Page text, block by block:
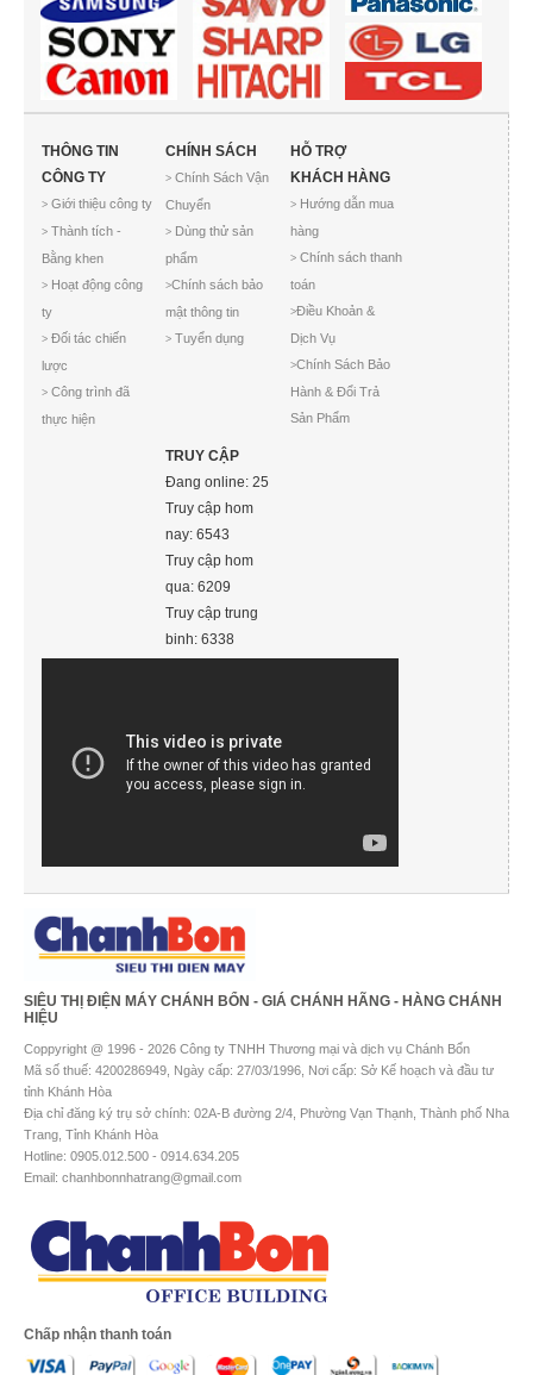
THÔNG TIN
CÔNG TY
> Giới thiệu công ty
> Thành tích -
Bằng khen
> Hoạt động công
ty
> Đối tác chiến
lược
> Công trình đã
thực hiện
CHÍNH SÁCH
> Chính Sách Vận
Chuyển
> Dùng thử sản
phẩm
>Chính sách bảo
mật thông tin
> Tuyển dụng
HỖ TRỢ
KHÁCH HÀNG
>Hướng dẫn mua
hàng
>Chính sách thanh
toán
>Điều Khoản &
Dịch Vụ
>Chính Sách Bảo
Hành & Đổi Trả
Sản Phẩm
TRUY CẬP
Đang online: 25
Truy cập hom
nay: 6543
Truy cập hom
qua: 6209
Truy cập trung
binh: 6338
SIÊU THỊ ĐIỆN MÁY CHÁNH BỔN - GIÁ CHÁNH HÃNG - HÀNG CHÁNH
HIỆU
Coppyright @ 1996 - 2026 Công ty TNHH Thương mại và dịch vụ Chánh Bổn
Mã số thuế: 4200286949, Ngày cấp: 27/03/1996, Nơi cấp: Sở Kế hoạch và đầu tư
tỉnh Khánh Hòa
Địa chỉ đăng ký trụ sở chính: 02A-B đường 2/4, Phường Vạn Thạnh, Thành phố Nha
Trang, Tỉnh Khánh Hòa
Hotline: 0905.012.500 - 0914.634.205
Email: chanhbonnhatrang@gmail.com
Chấp nhận thanh toán